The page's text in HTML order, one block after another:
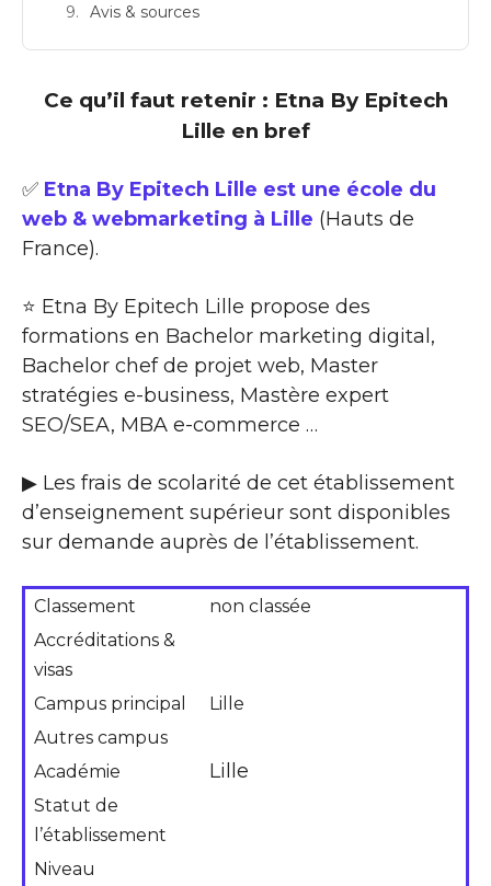
Avis & sources
Ce qu’il faut retenir : Etna By Epitech
Lille en bref
✅ Etna By Epitech Lille est une école du
web & webmarketing à Lille (Hauts de
France).
⭐ Etna By Epitech Lille propose des
formations en Bachelor marketing digital,
Bachelor chef de projet web, Master
stratégies e-business, Mastère expert
SEO/SEA, MBA e-commerce …
▶ Les frais de scolarité de cet établissement
d’enseignement supérieur sont disponibles
sur demande auprès de l’établissement.
Classement
non classée
Accréditations &
visas
Campus principal
Lille
Autres campus
Académie
Lille
Statut de
l’établissement
Niveau